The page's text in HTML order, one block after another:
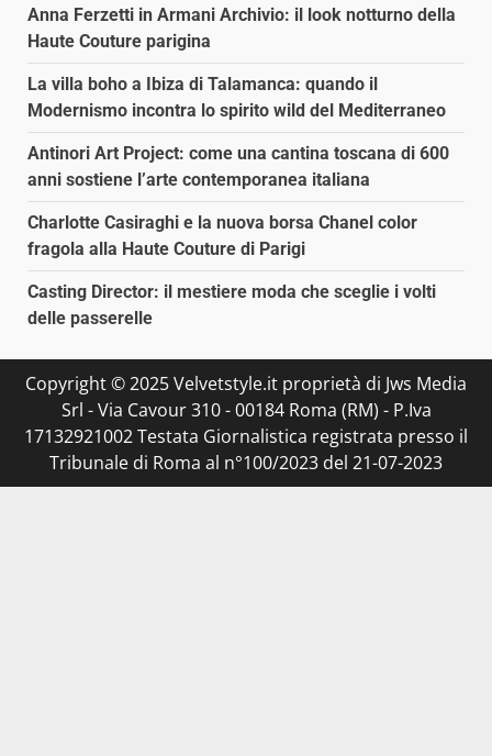
Anna Ferzetti in Armani Archivio: il look notturno della
Haute Couture parigina
La villa boho a Ibiza di Talamanca: quando il
Modernismo incontra lo spirito wild del Mediterraneo
Antinori Art Project: come una cantina toscana di 600
anni sostiene l’arte contemporanea italiana
Charlotte Casiraghi e la nuova borsa Chanel color
fragola alla Haute Couture di Parigi
Casting Director: il mestiere moda che sceglie i volti
delle passerelle
Copyright © 2025 Velvetstyle.it proprietà di Jws Media
Srl - Via Cavour 310 - 00184 Roma (RM) - P.Iva
17132921002 Testata Giornalistica registrata presso il
Tribunale di Roma al n°100/2023 del 21-07-2023